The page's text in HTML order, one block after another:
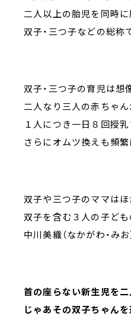
二人以上の胎児を同時
双子・三つ子などの総称
双子・三つ子の育児は
二人なり三人の赤ちゃ
１人につき一日８回授乳
さらにオムツ換えも頻
双子や三つ子のママは
双子を含む３人の子ども
中川美織（なかがわ・みお
首の座らない新生児を
じゃあその双子ちゃんを